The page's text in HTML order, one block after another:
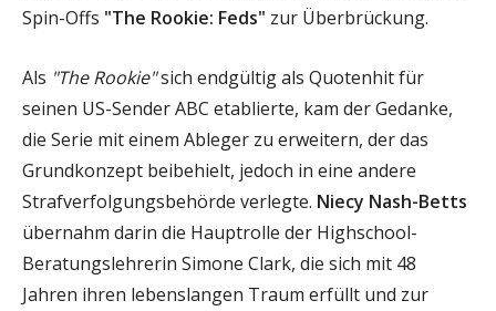
Spin-Offs "The Rookie: Feds" zur Überbrückung.
Als "The Rookie"sich endgültig als Quotenhit für
seinen US-Sender ABC etablierte, kam der Gedanke,
die Serie mit einem Ableger zu erweitern, der das
Grundkonzept beibehielt, jedoch in eine andere
Strafverfolgungsbehörde verlegte. Niecy Nash-Betts
übernahm darin die Hauptrolle der Highschool-
Beratungslehrerin Simone Clark, die sich mit 48
Jahren ihren lebenslangen Traum erfüllt und zur